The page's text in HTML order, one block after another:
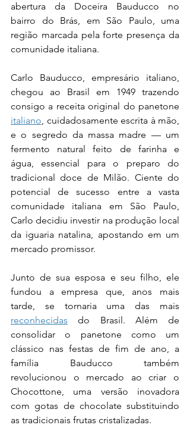
abertura da Doceira Bauducco no
bairro do Brás, em São Paulo, uma
região marcada pela forte presença da
comunidade italiana.
Carlo Bauducco, empresário italiano,
chegou ao Brasil em 1949 trazendo
italiano, cuidadosamente escrita à mão,
e o segredo da massa madre — um
fermento natural feito de farinha e
água, essencial para o preparo do
tradicional doce de Milão. Ciente do
potencial de sucesso entre a vasta
comunidade italiana em São Paulo,
Carlo decidiu investir na produção local
da iguaria natalina, apostando em um
mercado promissor.
Junto de sua esposa e seu filho, ele
fundou a empresa que, anos mais
reconhecidas do Brasil. Além de
consolidar o panetone como um
clássico nas festas de fim de ano, a
família Bauducco também
revolucionou o mercado ao criar o
Chocottone, uma versão inovadora
com gotas de chocolate substituindo
as tradicionais frutas cristalizadas.